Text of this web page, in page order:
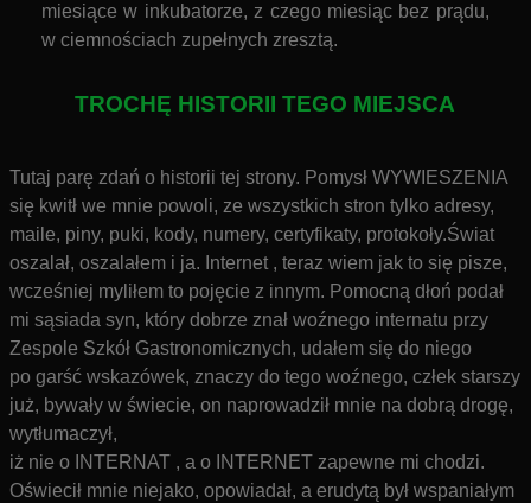
miesiące w inkubatorze, z czego miesiąc bez prądu,
w ciemnościach zupełnych zresztą.
TROCHĘ HISTORII TEGO MIEJSCA
Tutaj parę zdań o historii tej strony. Pomysł WYWIESZENIA
się kwitł we mnie powoli, ze wszystkich stron tylko adresy,
maile, piny, puki, kody, numery, certyfikaty, protokoły.Świat
oszalał, oszalałem i ja. Internet , teraz wiem jak to się pisze,
wcześniej myliłem to pojęcie z innym. Pomocną dłoń podał
mi sąsiada syn, który dobrze znał woźnego internatu przy
Zespole Szkół Gastronomicznych, udałem się do niego
po garść wskazówek, znaczy do tego woźnego, człek starszy
już, bywały w świecie, on naprowadził mnie na dobrą drogę,
wytłumaczył,
iż nie o INTERNAT , a o INTERNET zapewne mi chodzi.
Oświecił mnie niejako, opowiadał, a erudytą był wspaniałym